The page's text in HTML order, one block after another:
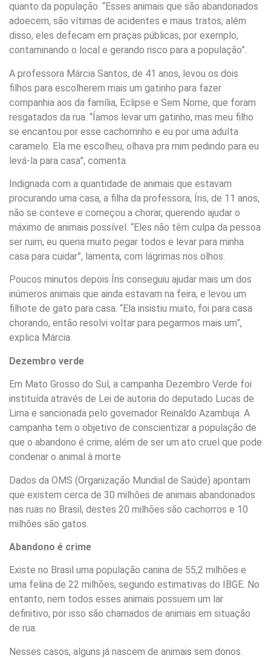
quanto da população. “Esses animais que são abandonados
adoecem, são vítimas de acidentes e maus tratos, além
disso, eles defecam em praças públicas, por exemplo,
contaminando o local e gerando risco para a população”.
A professora Márcia Santos, de 41 anos, levou os dois
filhos para escolherem mais um gatinho para fazer
companhia aos da família, Eclipse e Sem Nome, que foram
resgatados da rua. “Íamos levar um gatinho, mas meu filho
se encantou por esse cachorrinho e eu por uma adulta
caramelo. Ela me escolheu, olhava pra mim pedindo para eu
levá-la para casa”, comenta.
Indignada com a quantidade de animais que estavam
procurando uma casa, a filha da professora, Íris, de 11 anos,
não se conteve e começou a chorar, querendo ajudar o
máximo de animais possível. “Eles não têm culpa da pessoa
ser ruim, eu queria muito pegar todos e levar para minha
casa para cuidar”, lamenta, com lágrimas nos olhos.
Poucos minutos depois Íris conseguiu ajudar mais um dos
inúmeros animais que ainda estavam na feira, e levou um
filhote de gato para casa. “Ela insistiu muito, foi para casa
chorando, então resolvi voltar para pegarmos mais um”,
explica Márcia.
Dezembro verde
Em Mato Grosso do Sul, a campanha Dezembro Verde foi
instituída através de Lei de autoria do deputado Lucas de
Lima e sancionada pelo governador Reinaldo Azambuja. A
campanha tem o objetivo de conscientizar a população de
que o abandono é crime, além de ser um ato cruel que pode
condenar o animal à morte
Dados da OMS (Organização Mundial de Saúde) apontam
que existem cerca de 30 milhões de animais abandonados
nas ruas no Brasil, destes 20 milhões são cachorros e 10
milhões são gatos.
Abandono é crime
Existe no Brasil uma população canina de 55,2 milhões e
uma felina de 22 milhões, segundo estimativas do IBGE. No
entanto, nem todos esses animais possuem um lar
definitivo, por isso são chamados de animais em situação
de rua.
Nesses casos, alguns já nascem de animais sem donos.